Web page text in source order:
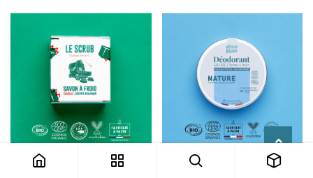
LES PAVÉS DE PARIS DÉODORANTS SOLIDES